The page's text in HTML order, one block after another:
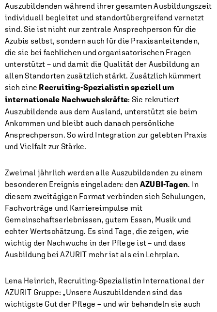
Auszubildenden während ihrer gesamten Ausbildungszeit
individuell begleitet und standortübergreifend vernetzt
sind. Sie ist nicht nur zentrale Ansprechperson für die
Azubis selbst, sondern auch für die Praxisanleitenden,
die sie bei fachlichen und organisatorischen Fragen
unterstützt – und damit die Qualität der Ausbildung an
allen Standorten zusätzlich stärkt. Zusätzlich kümmert
sich eine Recruiting-Spezialistin speziell um
internationale Nachwuchskräfte: Sie rekrutiert
Auszubildende aus dem Ausland, unterstützt sie beim
Ankommen und bleibt auch danach persönliche
Ansprechperson. So wird Integration zur gelebten Praxis
und Vielfalt zur Stärke.
Zweimal jährlich werden alle Auszubildenden zu einem
besonderen Ereignis eingeladen: den AZUBI-Tagen. In
diesem zweitägigen Format verbinden sich Schulungen,
Fachvorträge und Karriereimpulse mit
Gemeinschaftserlebnissen, gutem Essen, Musik und
echter Wertschätzung. Es sind Tage, die zeigen, wie
wichtig der Nachwuchs in der Pflege ist – und dass
Ausbildung bei AZURIT mehr ist als ein Lehrplan.
Lena Heinrich, Recruiting-Spezialistin International der
AZURIT Gruppe: „Unsere Auszubildenden sind das
wichtigste Gut der Pflege – und wir behandeln sie auch